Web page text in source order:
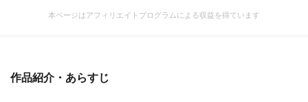
本ページはアフィリエイトプログラムによる収益を得ています
作品紹介・あらすじ